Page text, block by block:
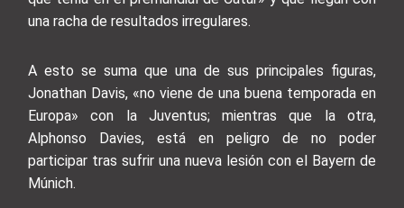
una racha de resultados irregulares.
A esto se suma que una de sus principales figuras,
Jonathan Davis, «no viene de una buena temporada en
Europa» con la Juventus; mientras que la otra,
Alphonso Davies, está en peligro de no poder
participar tras sufrir una nueva lesión con el Bayern de
Múnich.